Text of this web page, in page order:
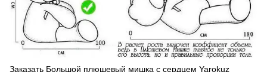
Заказать Большой плюшевый мишка с сердцем Yarokuz